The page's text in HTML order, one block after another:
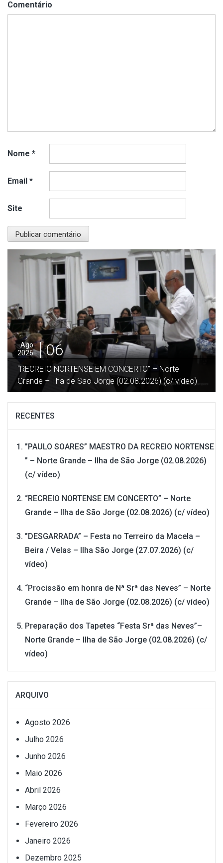
Comentário
Nome *
Email *
Site
Ago
2026
06
“RECREIO NORTENSE EM CONCERTO” – Norte
Grande – Ilha de São Jorge (02.08.2026) (c/ vídeo)
RECENTES
”PAULO SOARES” MAESTRO DA RECREIO NORTENSE
” – Norte Grande – Ilha de São Jorge (02.08.2026)
(c/ vídeo)
“RECREIO NORTENSE EM CONCERTO” – Norte
Grande – Ilha de São Jorge (02.08.2026) (c/ vídeo)
”DESGARRADA” – Festa no Terreiro da Macela –
Beira / Velas – Ilha São Jorge (27.07.2026) (c/
vídeo)
“Procissão em honra de Nª Srª das Neves” – Norte
Grande – Ilha de São Jorge (02.08.2026) (c/ vídeo)
Preparação dos Tapetes “Festa Srª das Neves”–
Norte Grande – Ilha de São Jorge (02.08.2026) (c/
vídeo)
ARQUIVO
Agosto 2026
Julho 2026
Junho 2026
Maio 2026
Abril 2026
Março 2026
Fevereiro 2026
Janeiro 2026
Dezembro 2025